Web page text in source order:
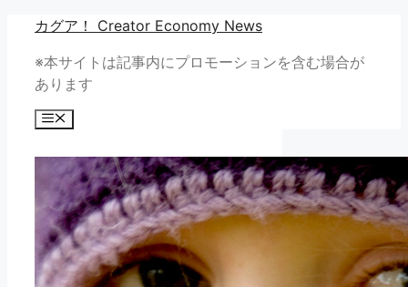
カグア！ Creator Economy News
※本サイトは記事内にプロモーションを含む場合が
あります
メ
ー